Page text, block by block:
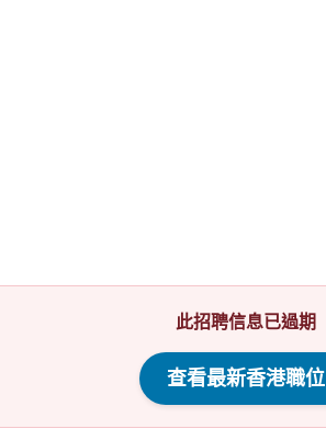
此招聘信息已過期
查看最新香港職位